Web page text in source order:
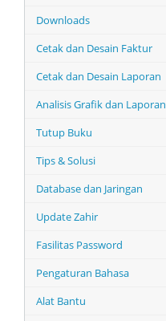
Downloads
Cetak dan Desain Faktur
Cetak dan Desain Laporan
Analisis Grafik dan Laporan
Tutup Buku
Tips & Solusi
Database dan Jaringan
Update Zahir
Fasilitas Password
Pengaturan Bahasa
Alat Bantu